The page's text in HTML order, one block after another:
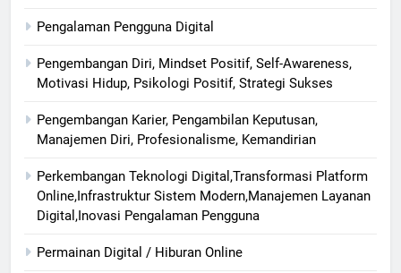
Pengalaman Pengguna Digital
Pengembangan Diri, Mindset Positif, Self-Awareness,
Motivasi Hidup, Psikologi Positif, Strategi Sukses
Pengembangan Karier, Pengambilan Keputusan,
Manajemen Diri, Profesionalisme, Kemandirian
Perkembangan Teknologi Digital,Transformasi Platform
Online,Infrastruktur Sistem Modern,Manajemen Layanan
Digital,Inovasi Pengalaman Pengguna
Permainan Digital / Hiburan Online